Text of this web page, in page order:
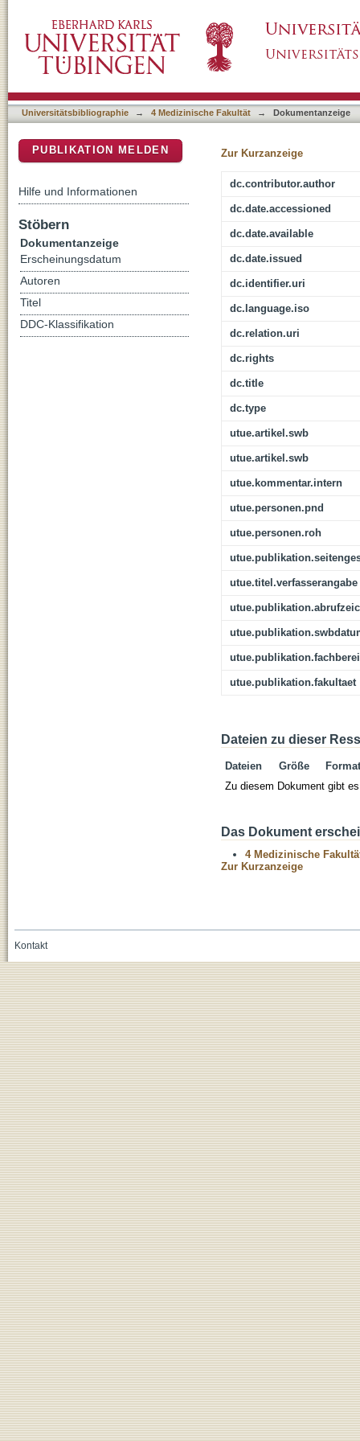
Universitätsbibliographie → 4 Medizinische Fakultät → Dokumentanzeige
Zur Kurzanzeige
dc.contributor.author
dc.date.accessioned
dc.date.available
dc.date.issued
dc.identifier.uri
dc.language.iso
dc.relation.uri
dc.rights
dc.title
dc.type
utue.artikel.swb
utue.artikel.swb
utue.kommentar.intern
utue.personen.pnd
utue.personen.roh
utue.titel.verfasserangabe
utue.publikation.fakultaet
Dateien zu dieser
Dateien Größe
Format
Zu diesem Dokument gibt
Das Dokument
4 Medizinische
Zur Kurzanzeige
PUBLIKATION MELDEN
Hilfe und Informationen
Stöbern
Dokumentanzeige
Erscheinungsdatum
Autoren
Titel
DDC-Klassifikation
Kontakt